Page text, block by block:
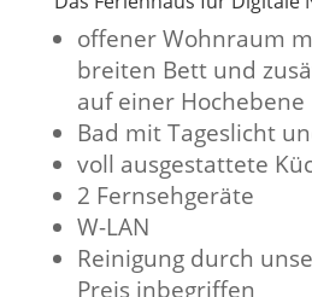
offener Wohnraum
breiten Bett und
auf einer Hochebene
Bad mit Tageslicht
voll ausgestattete
2 Fernsehgeräte
W-LAN
Reinigung durch
Preis inbegriffen